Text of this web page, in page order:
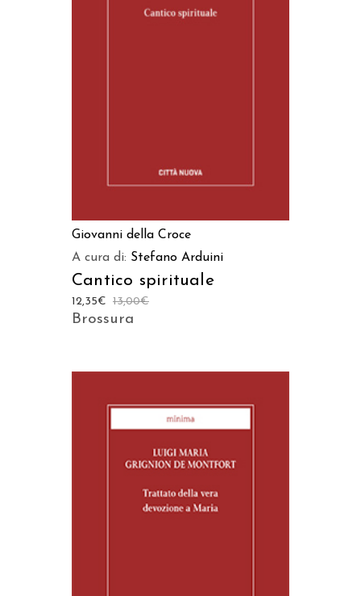
Giovanni della Croce
A cura di: Stefano Arduini
Cantico spirituale
13,00€
12,35€
Brossura